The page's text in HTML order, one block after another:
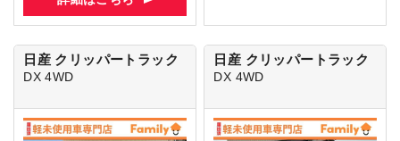
日産 クリッパートラック
DX 4WD
日産 クリッパートラック
DX 4WD